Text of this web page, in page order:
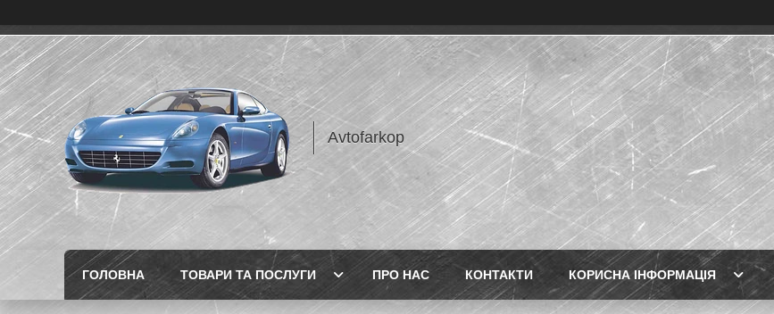
Avtofarkop
ГОЛОВНА ТОВАРИ ТА ПОСЛУГИ ПРО НАС КОНТАКТИ КОРИСНА ІНФОРМАЦІЯ